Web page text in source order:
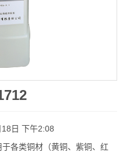
日 下午2:08
各类铜材（黄铜、紫铜、红